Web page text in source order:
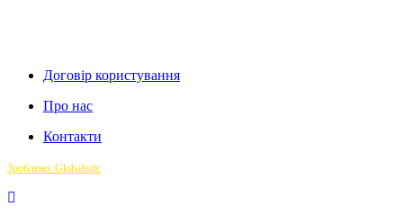
Договір користування
Про нас
Контакти
Зроблено: Globalistic